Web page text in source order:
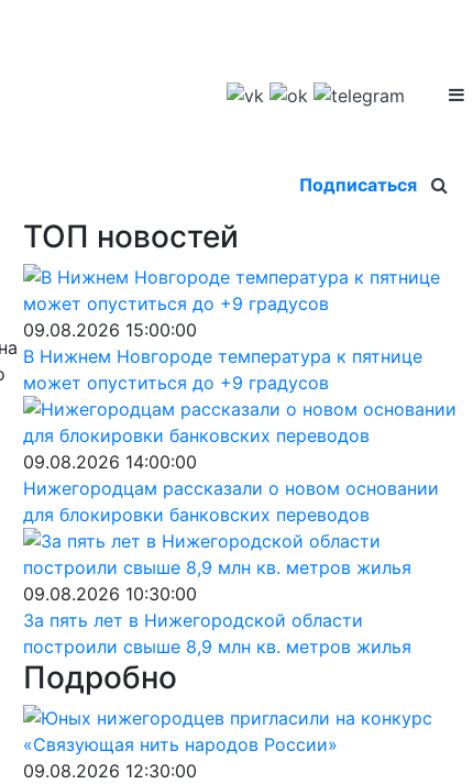
Подписаться
ТОП новостей
09.08.2026 15:00:00
В Нижнем Новгороде температура к пятнице
может опуститься до +9 градусов
09.08.2026 14:00:00
Нижегородцам рассказали о новом основании
для блокировки банковских переводов
09.08.2026 10:30:00
За пять лет в Нижегородской области
построили свыше 8,9 млн кв. метров жилья
Подробно
09.08.2026 12:30:00